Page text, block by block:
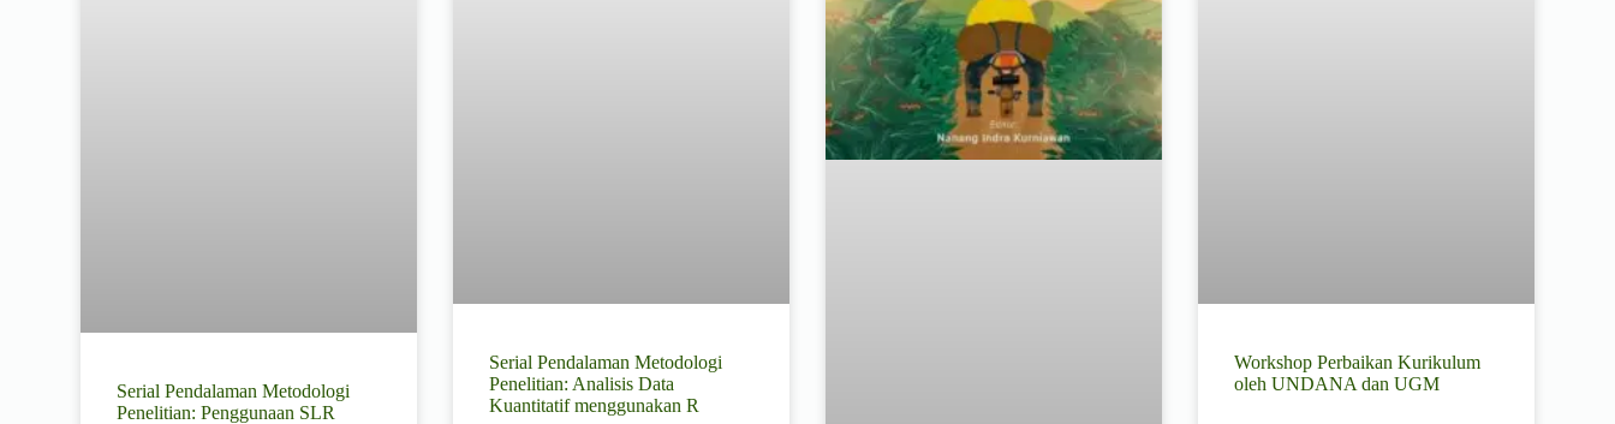
Serial Pendalaman Metodologi
Penelitian: Penggunaan SLR
Serial Pendalaman Metodologi
Penelitian: Analisis Data
Kuantitatif menggunakan R
Workshop Perbaikan Kurikulum
oleh UNDANA dan UGM